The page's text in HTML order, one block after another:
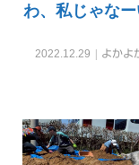
わ、私じゃなー
2022.12.29 よかよ